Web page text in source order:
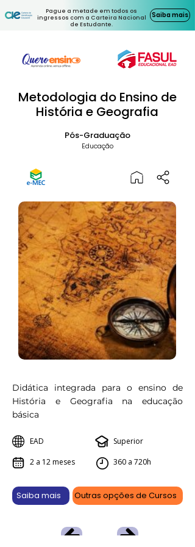
Pague a metade em todos os
ingressos com a Carteira Nacional
de Estudante.
Saiba mais
Metodologia do Ensino de
História e Geografia
Pós-Graduação
Educação
Didática integrada para o ensino de
História e Geografia na educação
básica
EAD
2 a 12 meses
Superior
360 a 720h
Saiba mais Outras opções de Cursos